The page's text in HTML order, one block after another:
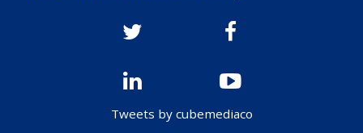
Tweets by cubemediaco